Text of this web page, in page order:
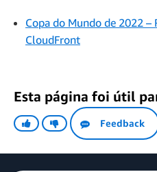
Copa do Mundo de 2022
CloudFront
Esta página foi útil
Feedback